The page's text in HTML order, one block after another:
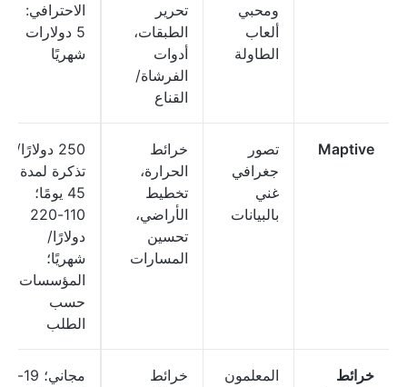
ومحبي
ألعاب
الطاولة
تحرير
الطبقات،
أدوات
الفرشاة/
القناع
الاحترافي:
5 دولارات
شهريًا
Maptive
تصور
جغرافي
غني
بالبيانات
خرائط
الحرارة،
تخطيط
الأراضي،
تحسين
المسارات
250 دولارًا/
تذكرة لمدة
45 يومًا؛
110-220
دولارًا/
شهريًا؛
المؤسسات:
حسب
الطلب
خرائط
المعلمون
خرائط
مجاني؛ 19-